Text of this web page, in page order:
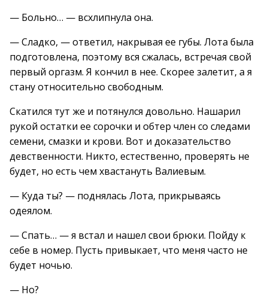
— Больно… — всхлипнула она.
— Сладко, — ответил, накрывая ее губы. Лота была
подготовлена, поэтому вся сжалась, встречая свой
первый оргазм. Я кончил в нее. Скорее залетит, а я
стану относительно свободным.
Скатился тут же и потянулся довольно. Нашарил
рукой остатки ее сорочки и обтер член со следами
семени, смазки и крови. Вот и доказательство
девственности. Никто, естественно, проверять не
будет, но есть чем хвастануть Валиевым.
— Куда ты? — поднялась Лота, прикрываясь
одеялом.
— Спать… — я встал и нашел свои брюки. Пойду к
себе в номер. Пусть привыкает, что меня часто не
будет ночью.
— Но?